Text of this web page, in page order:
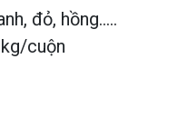
đỏ, hồng.....
cuộn